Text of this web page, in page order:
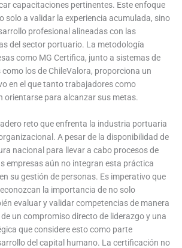
capacitaciones pertinentes. Este enfoque
solo a validar la experiencia acumulada, sino
profesional alineadas con las
del sector portuario. La metodología
como MG Certifica, junto a sistemas de
los de ChileValora, proporciona un
en el que tanto trabajadores como
orientarse para alcanzar sus metas.
reto que enfrenta la industria portuaria
A pesar de la disponibilidad de
nacional para llevar a cabo procesos de
empresas aún no integran esta práctica
su gestión de personas. Es imperativo que
la importancia de no solo
evaluar y validar competencias de manera
un compromiso directo de liderazgo y una
que considere esto como parte
del capital humano. La certificación no